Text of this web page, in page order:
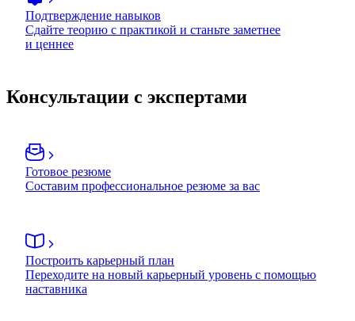
Подтверждение навыков
Сдайте теорию с практикой и станьте заметнее
и ценнее
Консультации с экспертами
Готовое резюме
Составим профессиональное резюме за вас
Построить карьерный план
Переходите на новый карьерный уровень с помощью
наставника